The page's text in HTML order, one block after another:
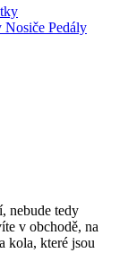
Nosiče Pedály
nebude tedy
v obchodě, na
kola, které jsou